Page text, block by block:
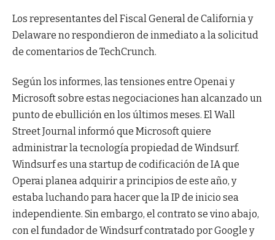
Los representantes del Fiscal General de California y
Delaware no respondieron de inmediato a la solicitud
de comentarios de TechCrunch.
Según los informes, las tensiones entre Openai y
Microsoft sobre estas negociaciones han alcanzado un
punto de ebullición en los últimos meses. El Wall
Street Journal informó que Microsoft quiere
administrar la tecnología propiedad de Windsurf.
Windsurf es una startup de codificación de IA que
Operai planea adquirir a principios de este año, y
estaba luchando para hacer que la IP de inicio sea
independiente. Sin embargo, el contrato se vino abajo,
con el fundador de Windsurf contratado por Google y